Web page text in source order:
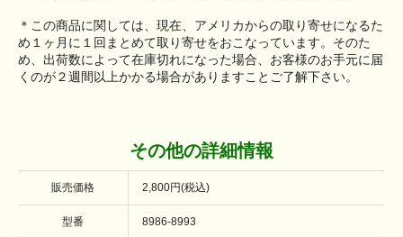
＊この商品に関しては、現在、アメリカからの取り寄せになるた
め１ヶ月に１回まとめて取り寄せをおこなっています。そのた
め、出荷数によって在庫切れになった場合、お客様のお手元に届
くのが２週間以上かかる場合がありますことご了解下さい。
その他の詳細情報
販売価格 2,800円(税込)
型番 8986-8993